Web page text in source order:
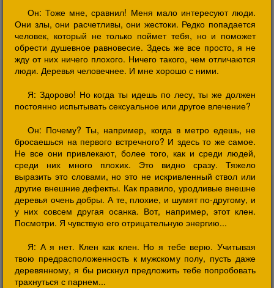
Он: Тоже мне, сравнил! Меня мало интересуют люди.
Они злы, они расчетливы, они жестоки. Редко попадается
человек, который не только поймет тебя, но и поможет
обрести душевное равновесие. Здесь же все просто, я не
жду от них ничего плохого. Ничего такого, чем отличаются
люди. Деревья человечнее. И мне хорошо с ними.
Я: Здорово! Но когда ты идешь по лесу, ты же должен
постоянно испытывать сексуальное или другое влечение?
Он: Почему? Ты, например, когда в метро едешь, не
бросаешься на первого встречного? И здесь то же самое.
Не все они привлекают, более того, как и среди людей,
среди них много плохих. Это видно сразу. Тяжело
выразить это словами, но это не искривленный ствол или
другие внешние дефекты. Как правило, уродливые внешне
деревья очень добры. А те, плохие, и шумят по-другому, и
у них совсем другая осанка. Вот, например, этот клен.
Посмотри. Я чувствую его отрицательную энергию...
Я: А я нет. Клен как клен. Но я тебе верю. Учитывая
твою предрасположенность к мужскому полу, пусть даже
деревянному, я бы рискнул предложить тебе попробовать
трахнуться с парнем...